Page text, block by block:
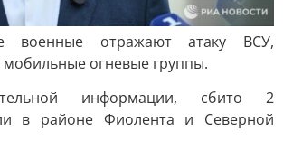
военные отражают атаку ВСУ,
огневые группы.
информации, сбито 2
в районе Фиолента и Северной